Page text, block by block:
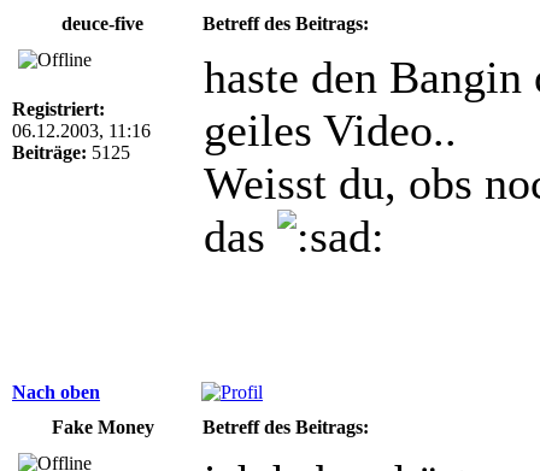
deuce-five
Betreff des Beitrags:
Registriert:
06.12.2003, 11:16
Beiträge: 5125
haste den
geiles Video..
Weisst du, obs
das
Nach oben
Fake Money
Betreff des Beitrags: